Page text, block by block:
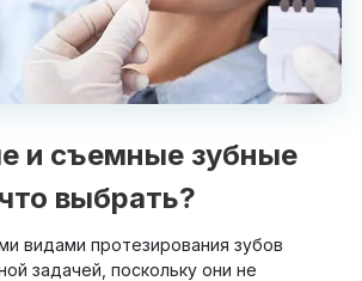
и съемные зубные
выбрать?
видами протезирования зубов
задачей, поскольку они не